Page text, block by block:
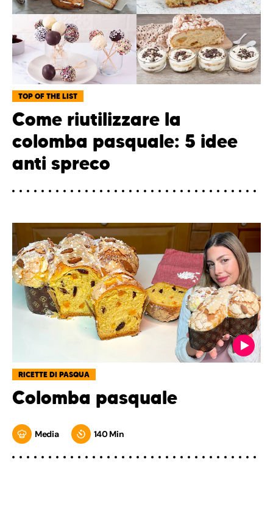
TOP OF THE LIST
Come riutilizzare la
colomba pasquale: 5 idee
anti spreco
RICETTE DI PASQUA
Colomba pasquale
Media 140 Min